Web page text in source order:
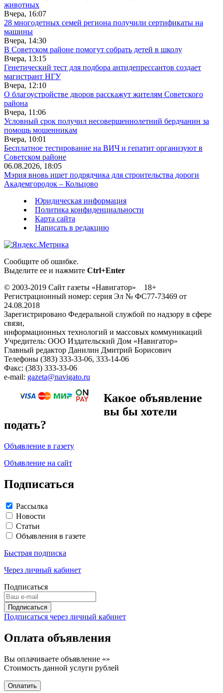
животных
Вчера, 16:07
28 многодетных семей региона получили сертификаты на
машины
Вчера, 14:30
В Советском районе помогут собрать детей в школу
Вчера, 13:15
Генетический тест для подбора антидепрессантов создает
магистрант НГУ
Вчера, 12:10
О благоустройстве дворов расскажут жителям Советского
района
Вчера, 11:06
Условный срок получил несовершеннолетний бердчанин за
помощь мошенникам
Вчера, 10:01
Бесплатное тестирование на ВИЧ и гепатит организуют в
Советском районе
06.08.2026, 18:05
Мэрия вновь ищет подрядчика для строительства дороги
Академгородок – Кольцово
Юридическая информация
Политика конфиденциальности
Карта сайта
Написать в редакцию
Сообщите об ошибке.
Выделите ее и нажмите Ctrl+Enter
© 2003-2019 Сайт газеты «Навигатор» 18+
Регистрационный номер: серия Эл № ФС77-73469 от
24.08.2018
Зарегистрировано Федеральной службой по надзору в сфере
связи,
информационных технологий и массовых коммуникаций
Учредитель: ООО Издательский Дом «Навигатор»
Главный редактор Данилин Дмитрий Борисович
Телефоны (383) 333-33-06, 333-14-06
Факс: (383) 333-33-06
e-mail: gazeta@navigato.ru
Какое объявление
вы бы хотели
подать?
Объявление в газету
Объявление на сайт
Подписаться
Рассылка
Новости
Статьи
Объявления в газете
Быстрая подписка
Через личный кабинет
Подписаться
Подписаться через личный кабинет
Оплата объявления
Вы оплачиваете объявление «»
Стоимость данной услуги рублей